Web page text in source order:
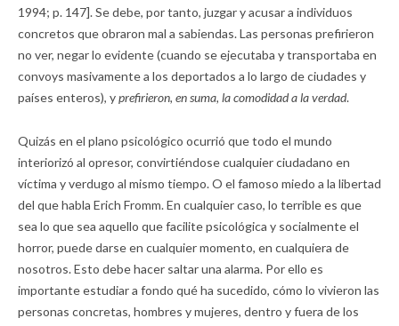
1994; p. 147]. Se debe, por tanto, juzgar y acusar a individuos
concretos que obraron mal a sabiendas. Las personas prefirieron
no ver, negar lo evidente (cuando se ejecutaba y transportaba en
convoys masivamente a los deportados a lo largo de ciudades y
países enteros), yprefirieron, en suma, la comodidad a la verdad.
Quizás en el plano psicológico ocurrió que todo el mundo
interiorizó al opresor, convirtiéndose cualquier ciudadano en
víctima y verdugo al mismo tiempo. O el famoso miedo a la libertad
del que habla Erich Fromm. En cualquier caso, lo terrible es que
sea lo que sea aquello que facilite psicológica y socialmente el
horror, puede darse en cualquier momento, en cualquiera de
nosotros. Esto debe hacer saltar una alarma. Por ello es
importante estudiar a fondo qué ha sucedido, cómo lo vivieron las
personas concretas, hombres y mujeres, dentro y fuera de los